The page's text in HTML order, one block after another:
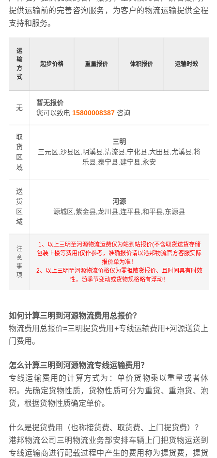
提供运输前的完善咨询服务，为客户的物流运输提供全程
支持和服务。
运
输
方
式
起步价格 重量报价 体积报价 运输时效
无
暂无报价
您可以致电 15800008387 咨询
取
货
区
域
三明
三元区,沙县区,明溪县,清流县,宁化县,大田县,尤溪县,将
乐县,泰宁县,建宁县,永安
送
货
区
域
河源
源城区,紫金县,龙川县,连平县,和平县,东源县
注
意
事
项
1、以上三明至河源物流运费仅为站到站报价(不含取货送货存储
包装上楼等费用)仅作参考，准确报价请以港邦物流官方客服实际
报价单为准！
2、以上三明至河源物流价格仅为零担散货报价、且时间具有时效
性，随季节变动或货物规格略有浮动！
如何计算三明到河源物流费用总报价？
物流费用总报价=三明提货费用+专线运输费用+河源送货上
门费用。
怎么计算三明到河源物流专线运输费用？
专线运输费用的计算方式为：单价货物乘以重量或者体
积。先确定货物性质，货物性质可分为重货、重泡货、泡
货，根据货物性质确定单价。
什么是提货费用（也称接货费、取货费、上门提货费）？
港邦物流公司三明物流业务部安排车辆上门把货物运送到
专线运输商进行配载过程中产生的费用称为提货费，提货